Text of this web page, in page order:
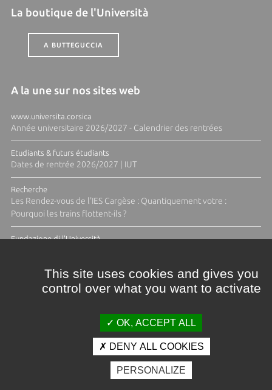
La boutique de l'Università
A BUTTEGUCCIA
A la une sur nos sites web
www.universita.corsica
Année universitaire 2026/2027 - Calendrier des rentrées
Etudiants & futurs étudiants
Dates de rentrée 2026/2027 | IUT
Recherche
Les Rendez-vous de l'IES Cargèse : Quantiquement votre :
Pourquoi les trains flottent-ils ?
Fundazione di l'Università
Crédits et mentions légales
Espace presse
Photothèque
This site uses cookies and gives you
control over what you want to activate
OK, ACCEPT ALL
DENY ALL COOKIES
PERSONALIZE